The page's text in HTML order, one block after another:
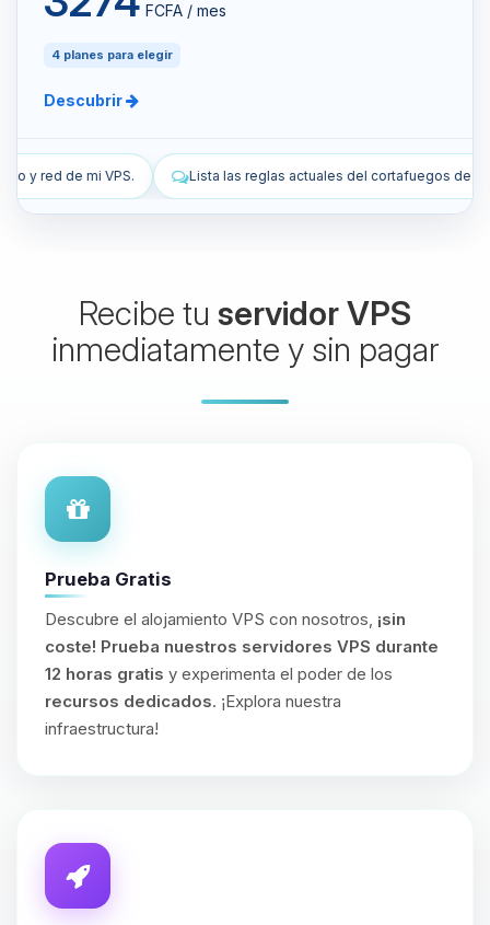
FCFA / mes
4 planes para elegir
Descubrir
las reglas actuales del cortafuegos de mi VPS. Añade una regla
Recibe tu servidor VPS
inmediatamente y sin pagar
Prueba Gratis
Descubre el alojamiento VPS con nosotros, ¡sin
coste! Prueba nuestros servidores VPS durante
12 horas gratis y experimenta el poder de los
recursos dedicados. ¡Explora nuestra
infraestructura!